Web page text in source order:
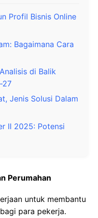
Profil Bisnis Online
Bagaimana Cara
di Balik
27
Jenis Solusi Dalam
II 2025: Potensi
Perumahan
untuk membantu
para pekerja.